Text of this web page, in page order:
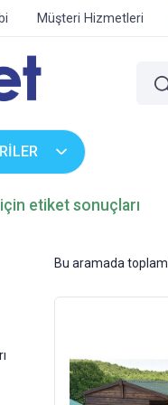
Müşteri Hizmetleri
etiket sonuçları
Bu aramada toplam